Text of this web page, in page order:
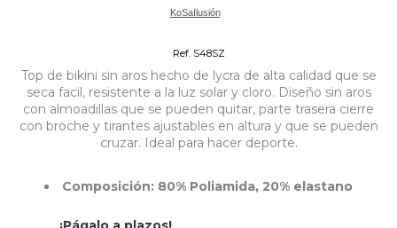
KoSaIlusión
Ref. S48SZ
Top de bikini sin aros hecho de lycra de alta calidad que se
seca facil, resistente a la luz solar y cloro. Diseño sin aros
con almoadillas que se pueden quitar, parte trasera cierre
con broche y tirantes ajustables en altura y que se pueden
cruzar. Ideal para hacer deporte.
Composición: 80% Poliamida, 20% elastano